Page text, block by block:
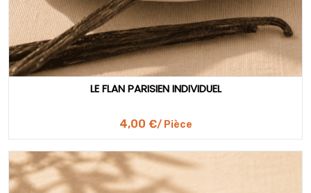
LE FLAN PARISIEN INDIVIDUEL
4,00 €/ Pièce